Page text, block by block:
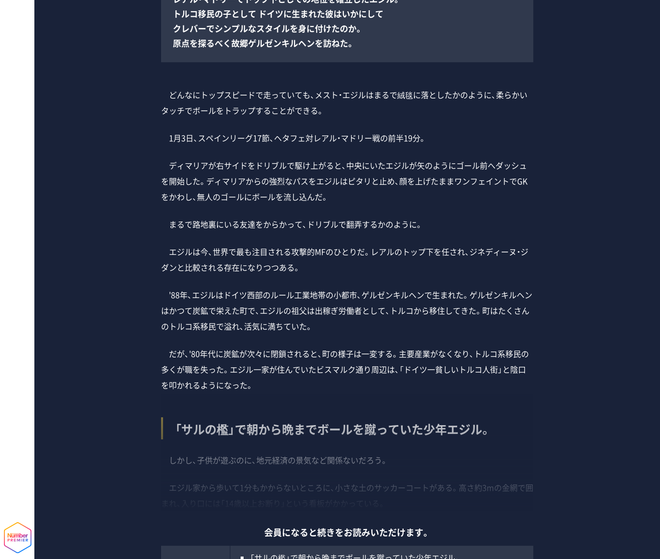
トルコ移民の子として ドイツに生まれた彼はいかにして
クレバーでシンプルなスタイルを身に付けたのか。
原点を探るべく故郷ゲルゼンキルヘンを訪ねた。
どんなにトップスピードで走っていても、メスト・エジルはまるで絨毯に落としたかのように、柔らかい
タッチでボールをトラップすることができる。
1月3日、スペインリーグ17節、ヘタフェ対レアル・マドリー戦の前半19分。
ディマリアが右サイドをドリブルで駆け上がると、中央にいたエジルが矢のようにゴール前へダッシュ
を開始した。ディマリアからの強烈なパスをエジルはピタリと止め、顔を上げたままワンフェイントでGK
をかわし、無人のゴールにボールを流し込んだ。
まるで路地裏にいる友達をからかって、ドリブルで翻弄するかのように。
エジルは今、世界で最も注目される攻撃的MFのひとりだ。レアルのトップ下を任され、ジネディーヌ・ジ
ダンと比較される存在になりつつある。
'88年、エジルはドイツ西部のルール工業地帯の小都市、ゲルゼンキルヘンで生まれた。ゲルゼンキルヘン
はかつて炭鉱で栄えた町で、エジルの祖父は出稼ぎ労働者として、トルコから移住してきた。町はたくさん
のトルコ系移民で溢れ、活気に満ちていた。
だが、'80年代に炭鉱が次々に閉鎖されると、町の様子は一変する。主要産業がなくなり、トルコ系移民の
多くが職を失った。エジル一家が住んでいたビスマルク通り周辺は、「ドイツ一貧しいトルコ人街」と陰口
を叩かれるようになった。
「サルの檻」で朝から晩までボールを蹴っていた少年エジル。
しかし、子供が遊ぶのに、地元経済の景気など関係ないだろう。
エジル家から歩いて1分もかからないところに、小さな土のサッカーコートがある。高さ約3mの金網で囲
会員になると続きをお読みいただけます。